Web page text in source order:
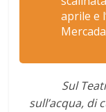
aprile e
Sul
sull’acqua, di